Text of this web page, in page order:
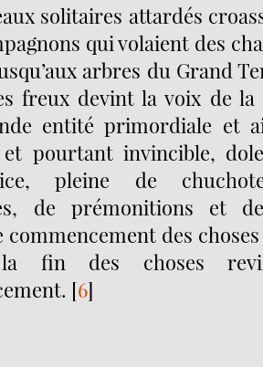
solitaires attardés
qui volaient des
arbres du Grand
freux devint la voix de
entité primordiale et
et pourtant invincible,
pleine de
de prémonitions et
commencement des
fin des choses
[6]